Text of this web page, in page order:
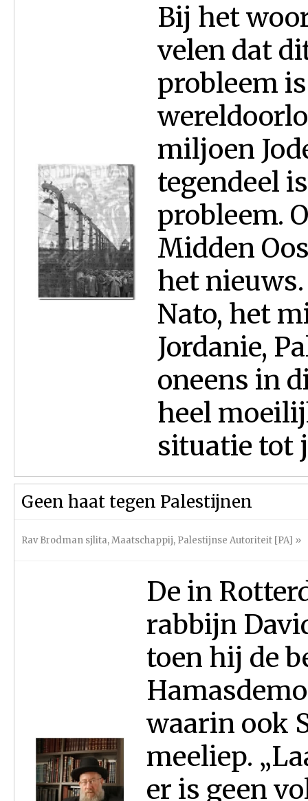
Bij het
velen dat
probleem
miljoen
tegendeel
probleem.
Midden
het
Nato, het
Jordanie,
oneens in
heel
situatie tot
Geen haat tegen Palestijnen
Rav Brodman sjlita,Maatschappij, Palestijnse Autoriteit [PA] »
De in
rabbijn
toen hij de
waarin ook
meeliep.
er is geen